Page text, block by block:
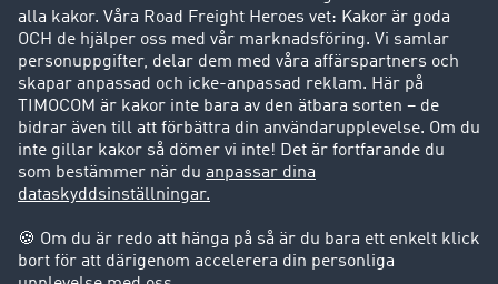
Kunder värvar kunder
Success Stories
Support
Support
Juridiskt